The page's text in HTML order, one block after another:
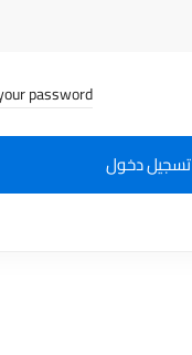
password?
تسجيل دخول